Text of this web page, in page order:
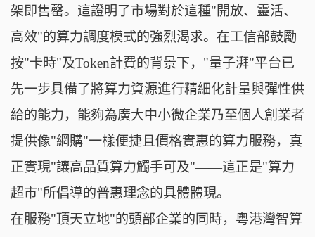
架即售罄。這證明了市場對於這種"開放、靈活、
高效"的算力調度模式的強烈渴求。在工信部鼓勵
按"卡時"及Token計費的背景下，"量子湃"平台已
先一步具備了將算力資源進行精細化計量與彈性供
給的能力，能夠為廣大中小微企業乃至個人創業者
提供像"網購"一樣便捷且價格實惠的算力服務，真
正實現"讓高品質算力觸手可及"——這正是"算力
超市"所倡導的普惠理念的具體體現。
在服務"頂天立地"的頭部企業的同時，粵港灣智算